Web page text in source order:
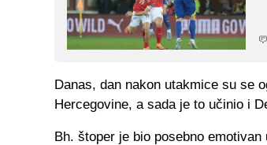
Danas, dan nakon utakmice su se
Hercegovine, a sada je to učinio i
Bh. štoper je bio posebno